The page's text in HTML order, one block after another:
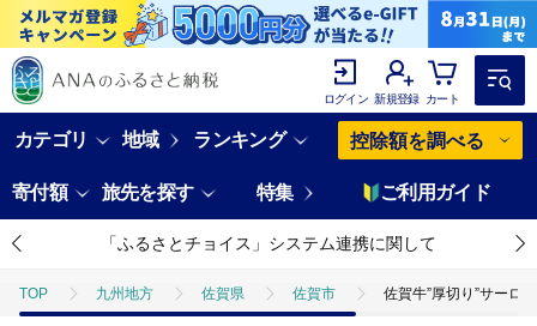
ログイン 新規登録 カート
カテゴリ 地域 ランキング 控除額を調べる
寄付額 旅先を探す 特集 ご利用ガイド
「ふるさとチョイス」システム連携に関して
TOP 九州地方 佐賀県 佐賀市 佐賀牛”厚切り”サーロ